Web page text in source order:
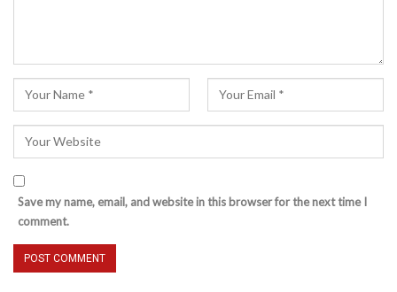
Save my name, email, and website in this browser for the next time I
comment.